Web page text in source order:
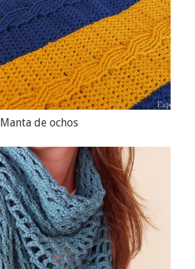
Manta de ochos